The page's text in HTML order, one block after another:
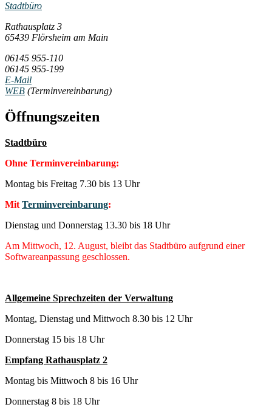
Stadtbüro
Rathausplatz 3
65439 Flörsheim am Main
06145 955-110
06145 955-199
E-Mail
WEB (Terminvereinbarung)
Öffnungszeiten
Stadtbüro
Ohne Terminvereinbarung:
Montag bis Freitag 7.30 bis 13 Uhr
Mit Terminvereinbarung:
Dienstag und Donnerstag 13.30 bis 18 Uhr
Am Mittwoch, 12. August, bleibt das Stadtbüro aufgrund einer
Softwareanpassung geschlossen.
Allgemeine Sprechzeiten der Verwaltung
Montag, Dienstag und Mittwoch 8.30 bis 12 Uhr
Donnerstag 15 bis 18 Uhr
Empfang Rathausplatz 2
Montag bis Mittwoch 8 bis 16 Uhr
Donnerstag 8 bis 18 Uhr